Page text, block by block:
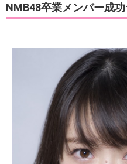
NMB48卒業メンバー成